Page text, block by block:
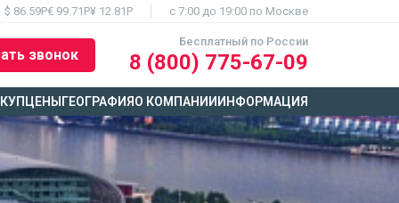
$ 86.59Р€ 99.71Р¥ 12.81Р c 7:00 до 19:00 по Москве
звонок
Бесплатный по России
8 (800) 775-67-09
ЦЕНЫ ГЕОГРАФИЯО КОМПАНИИ ИНФОРМАЦИЯ